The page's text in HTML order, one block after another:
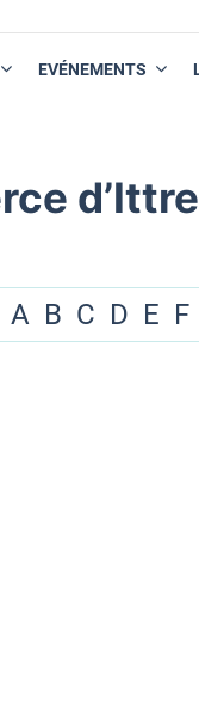
EVÉNEMENTS
d’Ittre
A B C D E F